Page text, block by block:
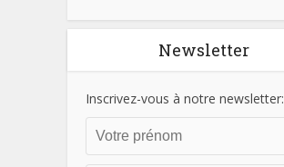
Newsletter
Inscrivez-vous à notre newsletter: